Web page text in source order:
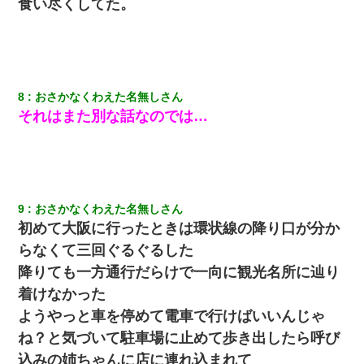
男だけどリベンジポノレノの被害者になって未だに人生が立ち直
せない
嫁の妹（26歳）がずっとウチに泊まりに来た結果→俺がヤバイｗ
ｗｗｗｗｗｗｗ
新築の家で。クラクラするくらいの「白粉の匂い」が鼻につくも
嫁＆娘「そんな匂いしない…」ある日、友人奥「素敵なアンティ
ークですね！」俺（！？）
ワイアラサー主婦、昨晩久しぶりに夫と致した結果ｗｗｗｗｗ
食い尽くしてた。
8 おさかなくわえた名無しさん
それはまた別な話なのでは…
9 おさかなくわえた名無しさん
初めて大阪に行ったときは環状線の降り口が分か
らなくて三回ぐるぐるした
降りても一方通行だらけで一向に観光名所に辿り
着けなかった
ようやっと車を停めて電車で行けばいいんじゃ
ね？と気づいて駐車場に止めて歩き出したら呼び
込みの姉ちゃんに店に連れ込まれて